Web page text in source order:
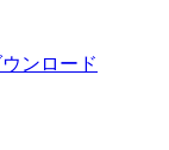
ンロード